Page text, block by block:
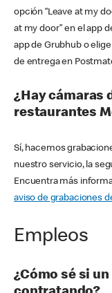
opción “Leave at my
at my door” en el app
app de Grubhub o
de entrega en
¿Hay cámaras
restaurantes
Sí, hacemos
nuestro servicio, la
Encuentra más
aviso de grabaciones
Empleos
¿Cómo sé si